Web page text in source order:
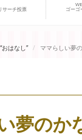
サーチ投票 ゴーゴ
はなし” ママらしい夢
夢のか